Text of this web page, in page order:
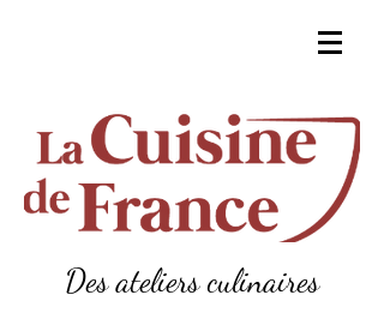
Des ateliers culinaires